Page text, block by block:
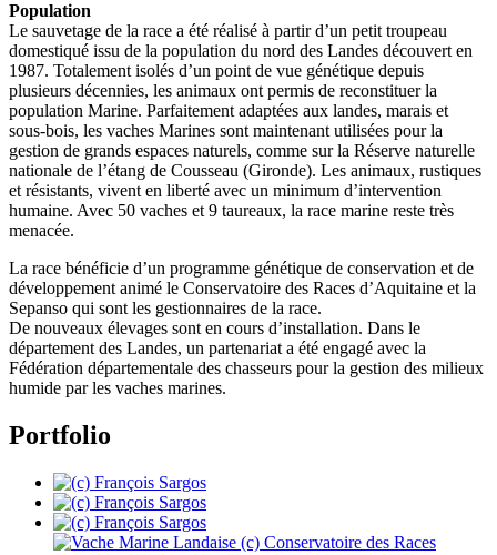
Population
Le sauvetage de la race a été réalisé à partir d’un petit troupeau
domestiqué issu de la population du nord des Landes découvert en
1987. Totalement isolés d’un point de vue génétique depuis
plusieurs décennies, les animaux ont permis de reconstituer la
population Marine. Parfaitement adaptées aux landes, marais et
sous-bois, les vaches Marines sont maintenant utilisées pour la
gestion de grands espaces naturels, comme sur la Réserve naturelle
nationale de l’étang de Cousseau (Gironde). Les animaux, rustiques
et résistants, vivent en liberté avec un minimum d’intervention
humaine. Avec 50 vaches et 9 taureaux, la race marine reste très
menacée.
La race bénéficie d’un programme génétique de conservation et de
développement animé le Conservatoire des Races d’Aquitaine et la
Sepanso qui sont les gestionnaires de la race.
De nouveaux élevages sont en cours d’installation. Dans le
département des Landes, un partenariat a été engagé avec la
Fédération départementale des chasseurs pour la gestion des milieux
humide par les vaches marines.
Portfolio